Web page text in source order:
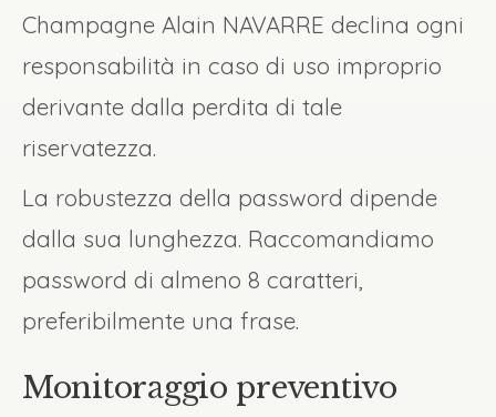
Champagne Alain NAVARRE declina ogni
responsabilità in caso di uso improprio
derivante dalla perdita di tale
riservatezza.
La robustezza della password dipende
dalla sua lunghezza. Raccomandiamo
password di almeno 8 caratteri,
preferibilmente una frase.
Monitoraggio preventivo